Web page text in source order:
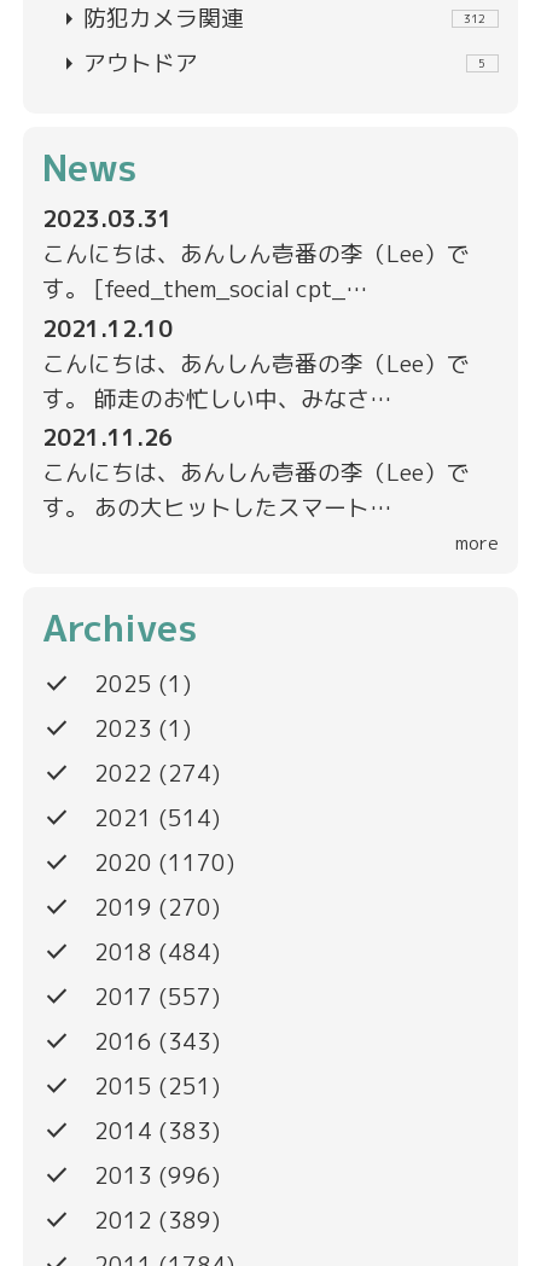
arrow_right 防犯カメラ関連 312
arrow_right アウトドア 5
News
2023.03.31
こんにちは、あんしん壱番の李（Lee）で
す。 [feed_them_social cpt_…
2021.12.10
こんにちは、あんしん壱番の李（Lee）で
す。 師走のお忙しい中、みなさ…
2021.11.26
こんにちは、あんしん壱番の李（Lee）で
す。 あの大ヒットしたスマート…
more
Archives
done 2025 (1)
done 2023 (1)
done 2022 (274)
done 2021 (514)
done 2020 (1170)
done 2019 (270)
done 2018 (484)
done 2017 (557)
done 2016 (343)
done 2015 (251)
done 2014 (383)
done 2013 (996)
done 2012 (389)